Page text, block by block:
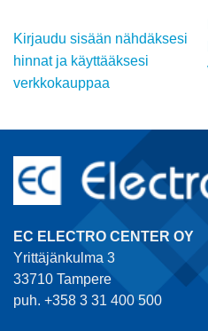
Kirjaudu sisään nähdäksesi
hinnat ja käyttääksesi
verkkokauppaa
EC ELECTRO CENTER OY
Yrittäjänkulma 3
33710 Tampere
puh. +358 3 31 400 500